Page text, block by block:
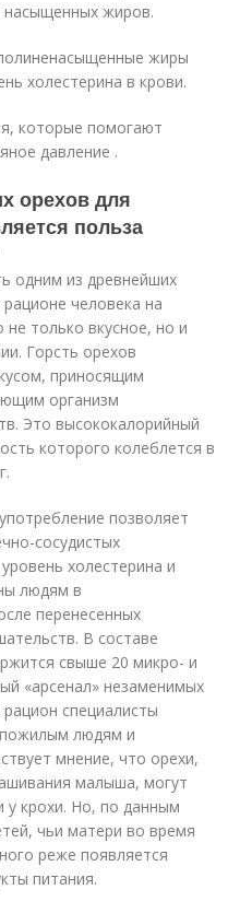
жиров.
жиры
холестерина в крови.
которые помогают
давление .
орехов для
польза
одним из древнейших
человека на
только вкусное, но и
Горсть орехов
приносящим
организм
Это высококалорийный
которого колеблется в
позволяет
сосудистых
холестерина и
людям в
перенесенных
В составе
свыше 20 микро- и
«арсенал» незаменимых
специалисты
людям и
мнение, что орехи,
малыша, могут
у крохи. Но, по данным
чьи матери во время
реже появляется
питания.